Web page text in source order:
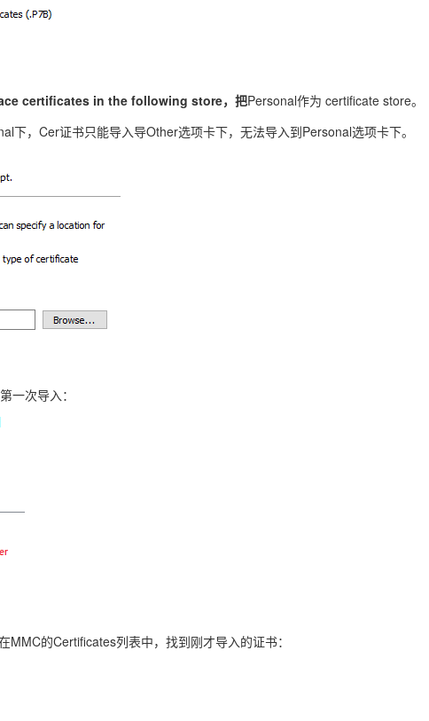
certificates in the following store，把Personal作为 certificate store。
下，Cer证书只能导入导Other选项卡下，无法导入到Personal选项卡下。
一次导入：
的Certificates列表中，找到刚才导入的证书：